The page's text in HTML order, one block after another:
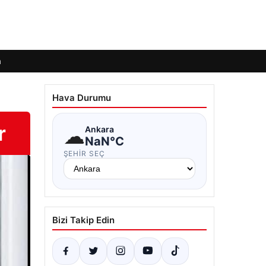
Hava Durumu
☁Ankara
NaN°C
ŞEHIR SEÇ
Bizi Takip Edin